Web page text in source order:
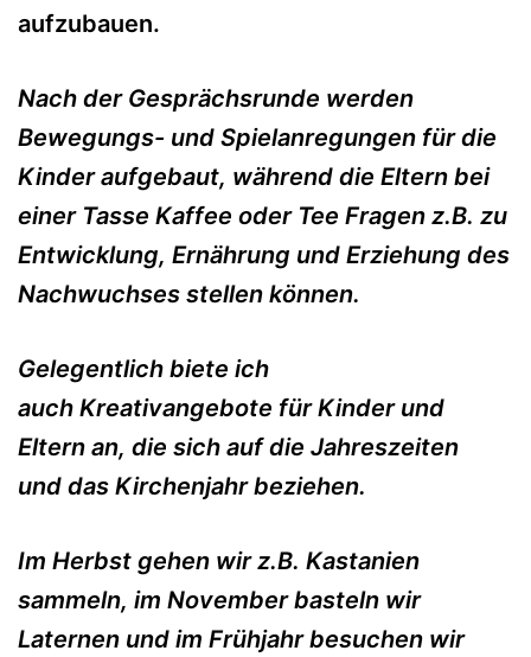
aufzubauen.
Nach der Gesprächsrunde werden
Bewegungs- und Spielanregungen für die
Kinder aufgebaut, während die Eltern bei
einer Tasse Kaffee oder Tee Fragen z.B. zu
Entwicklung, Ernährung und Erziehung des
Nachwuchses stellen können.
Gelegentlich biete ich
auch Kreativangebote für Kinder und
Eltern an, die sich auf die Jahreszeiten
und das Kirchenjahr beziehen.
Im Herbst gehen wir z.B. Kastanien
sammeln, im November basteln wir
Laternen und im Frühjahr besuchen wir